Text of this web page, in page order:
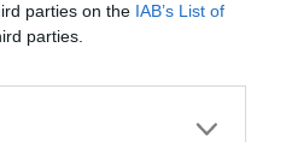
parties on the IAB’s List of
parties.
Börje